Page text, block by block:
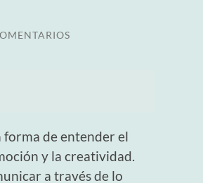
forma de entender el
y la creatividad.
a través de lo